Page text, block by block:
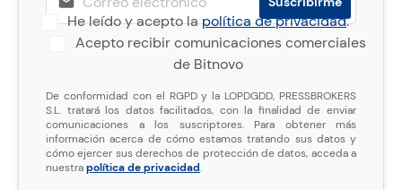
He leído y acepto lapolítica de privacidad.
Acepto recibir comunicaciones comerciales
de Bitnovo
De conformidad con el RGPD y la LOPDGDD, PRESSBROKERS
S.L. tratará los datos facilitados, con la finalidad de enviar
comunicaciones a los suscriptores. Para obtener más
información acerca de cómo estamos tratando sus datos y
cómo ejercer sus derechos de protección de datos, acceda a
nuestrapolítica de privacidad.